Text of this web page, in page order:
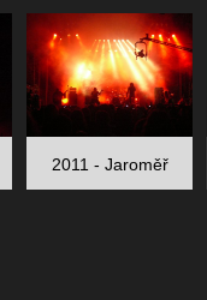
2011 - Jaroměř